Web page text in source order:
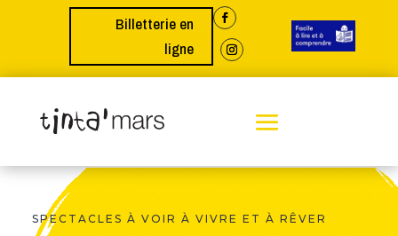
Billetterie en
ligne
SPECTACLES À VOIR À VIVRE ET À RÊVER